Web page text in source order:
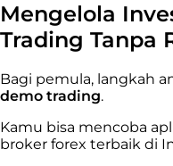
Mengelola
Trading Tanpa
Bagi pemula, langkah
demo trading.
Kamu bisa mencoba
broker forex terbaik di